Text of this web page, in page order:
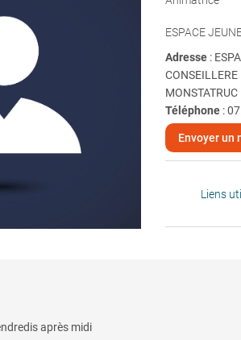
ESPACE
Adresse :
Téléphone:
Envoyer un
Liens
après midi